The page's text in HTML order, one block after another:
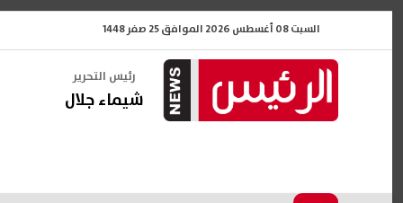
السبت 08 أغسطس 2026 الموافق 25 صفر 1448
رئيس التحرير
شيماء جلال